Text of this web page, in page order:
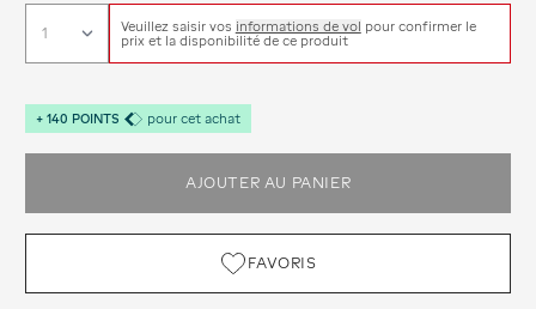
Veuillez saisir vos informations de vol pour confirmer le
prix et la disponibilité de ce produit
+ 140 POINTS pour cet achat
AJOUTER AU PANIER
FAVORIS